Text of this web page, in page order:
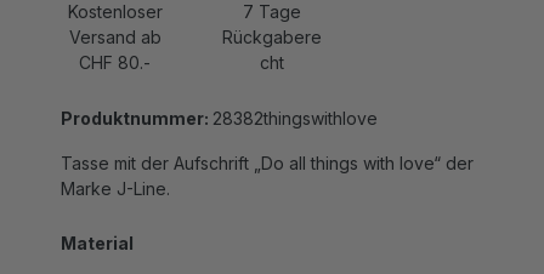
Kostenloser
Versand ab
CHF 80.-
7 Tage
Rückgabere
cht
Produktnummer: 28382thingswithlove
Tasse mit der Aufschrift „Do all things with love“ der
Marke J-Line.
Material